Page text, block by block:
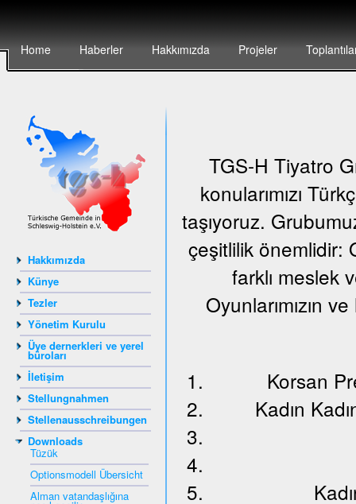
Home Haberler Hakkımızda Projeler
Hakkımızda
Künye
Tezler
Yönetim Kurulu
Üye dernerkleri ve yerel
büroları
İletişim
Stellungnahmen
Stellenausschreibungen
Downloads
Tüzük
Optionsmodell Übersicht
Alman vatandaşlığına
TGS-H Tiyatro
konularımızı
taşıyoruz.
çeşitlilik önemlidir:
farklı meslek
Oyunlarımızın
Korsan
Kadın